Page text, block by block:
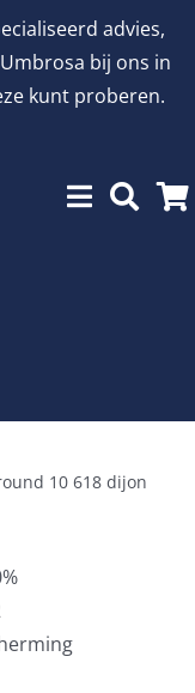
advies,
bij ons in
kunt proberen.
10 618 dijon